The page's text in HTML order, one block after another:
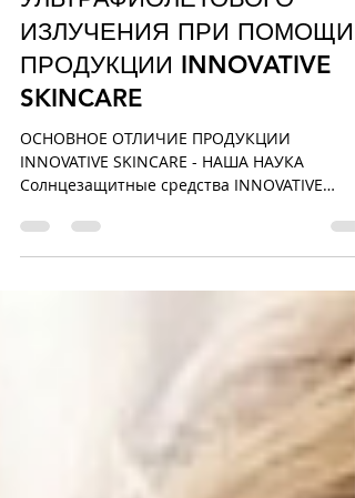
УНИКАЛЬНАЯ ЗАЩИТА ОТ
УЛЬТРАФИОЛЕТОВОГО
ИЗЛУЧЕНИЯ ПРИ ПОМОЩИ
ПРОДУКЦИИ INNOVATIVE
SKINCARE
ОСНОВНОЕ ОТЛИЧИЕ ПРОДУКЦИИ
INNOVATIVE SKINCARE - НАША НАУКА